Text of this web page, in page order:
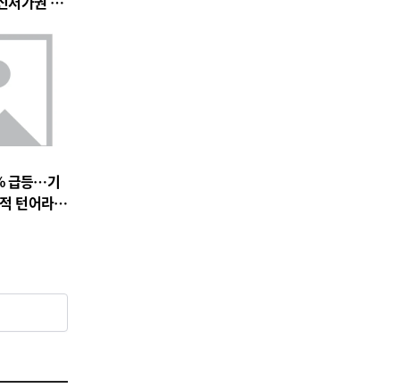
급등…기
턴어라운